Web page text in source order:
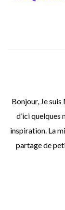
Bonjour, Je
d’ici quelques
inspiration. La
partage de